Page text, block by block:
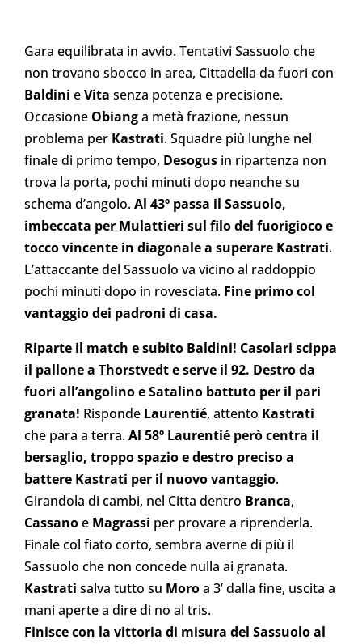
Gara equilibrata in avvio. Tentativi Sassuolo che
non trovano sbocco in area, Cittadella da fuori con
Baldini eVita senza potenza e precisione.
Occasione Obianga metà frazione, nessun
problema per Kastrati. Squadre più lunghe nel
finale di primo tempo, Desogus in ripartenza non
trova la porta, pochi minuti dopo neanche su
schema d’angolo.Al 43º passa il Sassuolo,
imbeccata per Mulattieri sul filo del fuorigioco e
tocco vincente in diagonale a superare Kastrati.
L’attaccante del Sassuolo va vicino al raddoppio
pochi minuti dopo in rovesciata. Fine primo col
vantaggio dei padroni di casa.
Riparte il match e subito Baldini! Casolari scippa
il pallone a Thorstvedt e serve il 92. Destro da
fuori all’angolino e Satalino battuto per il pari
granata! Risponde Laurentié, attento Kastrati
che para a terra.Al 58º Laurentié però centra il
bersaglio, troppo spazio e destro preciso a
battere Kastrati per il nuovo vantaggio.
Girandola di cambi, nel Citta dentro Branca,
Cassanoe Magrassi per provare a riprenderla.
Finale col fiato corto, sembra averne di più il
Sassuolo che non concede nulla ai granata.
Kastrati salva tutto su Moroa 3’ dalla fine, uscita a
mani aperte a dire di no al tris.
Finisce con la vittoria di misura del Sassuolo al